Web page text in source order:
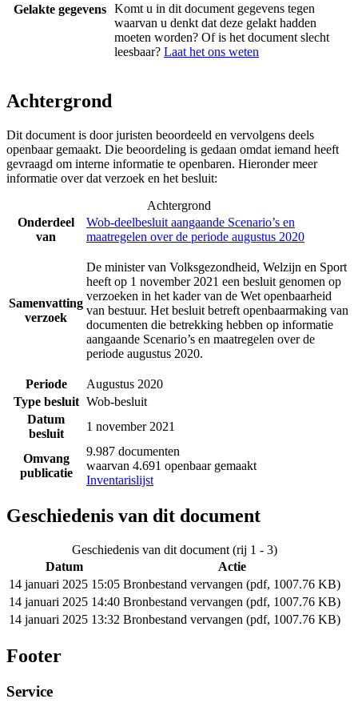
Gelakte gegevens Komt u in dit document gegevens tegen
waarvan u denkt dat deze gelakt hadden
moeten worden? Of is het document slecht
leesbaar? Laat het ons weten
Achtergrond
Dit document is door juristen beoordeeld en vervolgens deels
openbaar gemaakt. Die beoordeling is gedaan omdat iemand heeft
gevraagd om interne informatie te openbaren. Hieronder meer
informatie over dat verzoek en het besluit:
Achtergrond
Onderdeel
van
Wob-deelbesluit aangaande Scenario’s en
maatregelen over de periode augustus 2020
Samenvatting
verzoek
De minister van Volksgezondheid, Welzijn en Sport
heeft op 1 november 2021 een besluit genomen op
verzoeken in het kader van de Wet openbaarheid
van bestuur. Het besluit betreft openbaarmaking van
documenten die betrekking hebben op informatie
aangaande Scenario’s en maatregelen over de
periode augustus 2020.
Periode
Augustus 2020
Type besluit Wob-besluit
Datum
besluit
1 november 2021
Omvang
publicatie
9.987 documenten
waarvan 4.691 openbaar gemaakt
Inventarislijst
Geschiedenis van dit document
Geschiedenis van dit document (rij 1 - 3)
Datum
Actie
14 januari 2025 15:05 Bronbestand vervangen (pdf, 1007.76 KB)
14 januari 2025 14:40 Bronbestand vervangen (pdf, 1007.76 KB)
14 januari 2025 13:32 Bronbestand vervangen (pdf, 1007.76 KB)
Footer
Service